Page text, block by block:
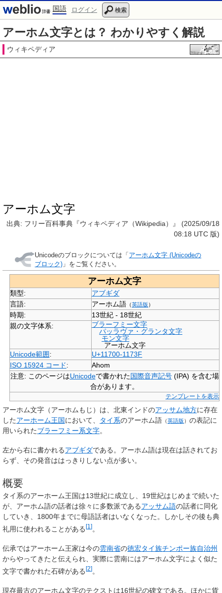
国語 ログイン 検索
アーホム文字とは？ わかりやすく解説
ウィキペディア
アーホム文字
出典: フリー百科事典『ウィキペディア（Wikipedia）』 (2025/09/18
08:18 UTC 版)
Unicodeのブロックについては「 アーホム文字 (Unicodeの
ブロック) 」をご覧ください。
アーホム文字
類型:
アブギダ
言語:
アーホム語 （英語版）
時期:
13世紀 - 18世紀
親の文字体系:
ブラーフミー文字
パッラヴァ・グランタ文字
モン文字
アーホム文字
Unicode範囲:
U+11700-1173F
ISO 15924 コード:
Ahom
注意: このページはUnicodeで書かれた国際音声記号(IPA) を含む場
合があります。
テンプレートを表示
アーホム文字 （アーホムもじ）は、北東インドのアッサム地方に存在
したアーホーム王国において、 タイ系のアーホム語 （英語版 ） の表記に
用いられたブラーフミー系文字。
左から右に書かれるアブギダである。アーホム語は現在は話されてお
らず、その発音ははっきりしない点が多い。
概要
タイ系のアーホーム王国は13世紀に成立し、19世紀はじめまで続いた
が、アーホム語の話者は徐々に多数派であるアッサム語の話者に同化
していき、1800年までに母語話者はいなくなった。しかしその後も典
礼用に使われることがある[1 ]。
伝承ではアーホーム王家は今の雲南省の徳宏タイ族チンポー族自治州
からやってきたと伝えられ、実際に雲南にはアーホム文字によく似た
文字で書かれた石碑がある [2] 。
現存最古のアーホム文字のテクストは16世紀の碑文である。ほかに貨